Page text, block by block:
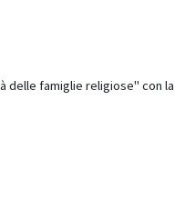
delle famiglie religiose" con la